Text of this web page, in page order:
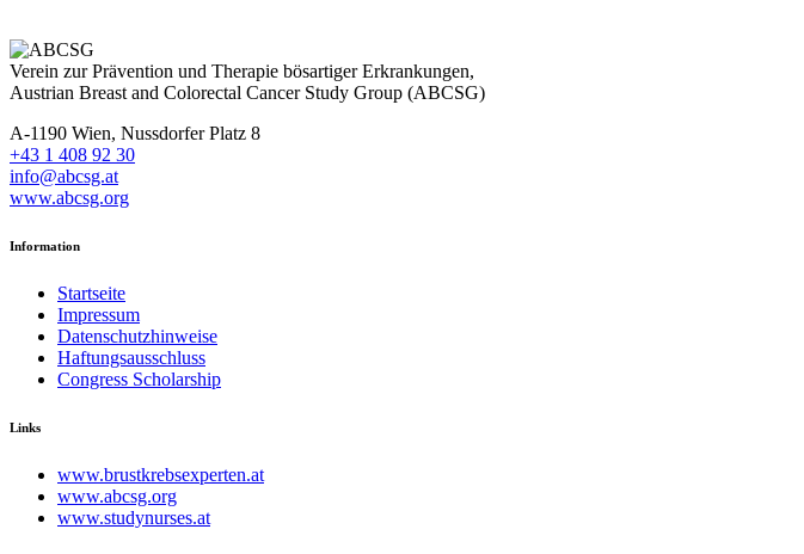
Verein zur Prävention und Therapie bösartiger Erkrankungen,
Austrian Breast and Colorectal Cancer Study Group (ABCSG)
A-1190 Wien, Nussdorfer Platz 8
+43 1 408 92 30
info@abcsg.at
www.abcsg.org
Information
Startseite
Impressum
Datenschutzhinweise
Haftungsausschluss
Congress Scholarship
Links
www.brustkrebsexperten.at
www.abcsg.org
www.studynurses.at